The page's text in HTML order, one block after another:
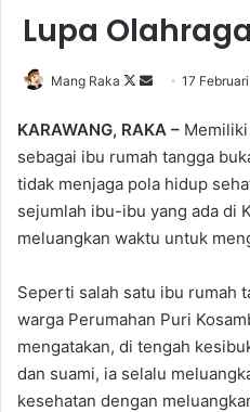
Lupa Olahraga
Mang Raka
Follow
X
Send
email
17
KARAWANG, RAKA –
sebagai ibu rumah tangga
tidak menjaga pola hidup
sejumlah ibu-ibu yang ada di
meluangkan waktu untuk
Seperti salah satu ibu rumah
warga Perumahan Puri
mengatakan, di tengah
dan suami, ia selalu
kesehatan dengan